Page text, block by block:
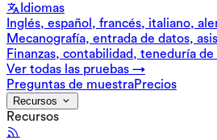
Idiomas
Inglés, español, francés, italiano,
Mecanografía, entrada de datos,
Finanzas, contabilidad, teneduría
Ver todas las pruebas →
Preguntas de muestraPrecios
Recursos
Recursos